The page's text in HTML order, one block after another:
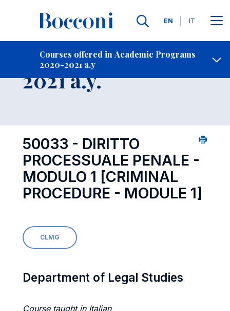
Languages
EN IT
Courses offered in Academic Programs
2020-2021 a.y
Contact Us
Course 2020-
2021 a.y.
50033 - DIRITTO
PROCESSUALE PENALE -
MODULO 1 [CRIMINAL
PROCEDURE - MODULE 1]
CLMG
Department of Legal Studies
Course taught in Italian